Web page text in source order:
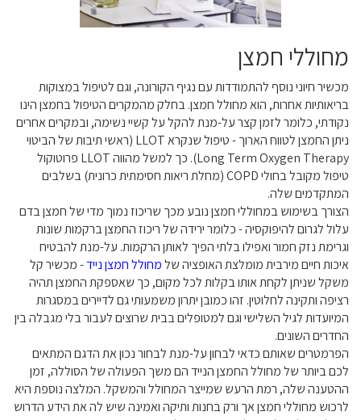
מחוללי חמצן
מכשיר חיוני נוסף להתמודדות עם נגיף הקורונה, וגם לטיפול במצוקות
בריאותיות אחרות, הוא מחולל חמצן. בחלק מהמקרים הטיפול בחמצן הינו
נקודתי, כלומר לזמן קצר על-מנת להקל על קשיי נשימה, ובמקרים אחרים
ניתן החמצן לטווח הארוך - טיפול שנקרא LLOT (ראשי תיבות של הביטוי
Long Term Oxygen Therapy). כך למשל מהווה LLOT פרוטוקול
טיפול מקובל בחולי COPD (מחלת ריאות חסימתית כרונית) בשלבים
המתקדמים שלה.
הצורך בשימוש במחוללי חמצן נובע מכך שריכוז נמוך מדי של חמצן בדם
עלול לגרום להיפוקסיה - כלומר ירידה של ריכוז החמצן ברקמות שונות
וגרימת נזק חמור ואפילו בלתי הפיך לאותן הרקמות. על-מנת להבטיח
איכות חיים מירבית מומלצת האופציה שלמחולל חמצן נייד- מכשיר קל
משקל שניתן לקחת אותו בקלות לכל מקום, כך שאספקת החמצן תהיה
רציפה ותקינה לחלוטין. זהו כמובן יתרון משמעותי גם לדיירים במסגרות
המיועדות לגיל השלישי וגם למטופלים בבית שרוצים לעבור בלי מגבלה בין
החדרים השונים.
הפרמטרים שאותם כדאי לבחון על-מנת לבחור נכון את הדגם המתאים
לכם ביותר של מחולל החמצן הנייד הם משך הפעולה של הסוללה, זמן
ההטענה שלה, רמת הרעש שמייצר המחולל והמשקל. המלצה נוספת היא
לרכוש מחוללי חמצן אך ורק בחנות ותיקה ואמינה שיש לה את הידע הדרוש